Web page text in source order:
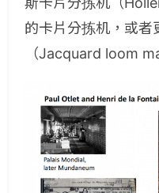
的卡片分拣机，或者
（Jacquard loom